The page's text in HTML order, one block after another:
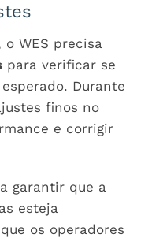
WES precisa
para verificar se
Durante
finos no
e corrigir
garantir que a
esteja
os operadores